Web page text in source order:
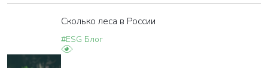
Сколько леса в России
#ESG Блог